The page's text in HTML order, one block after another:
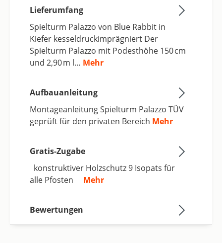
Lieferumfang
Spielturm Palazzo von Blue Rabbit in
Kiefer kesseldruckimprägniert Der
Spielturm Palazzo mit Podesthöhe 150 cm
und 2,90 m l… Mehr
Aufbauanleitung
Montageanleitung Spielturm Palazzo TÜV
geprüft für den privaten Bereich Mehr
Gratis-Zugabe
konstruktiver Holzschutz 9 Isopats für
alle Pfosten Mehr
Bewertungen